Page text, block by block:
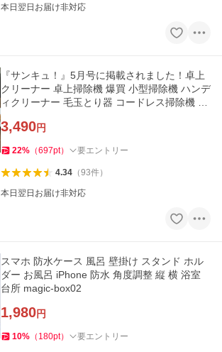
本日翌日お届け非対応
『サンキュ！』5月号に掲載されました！卓上
クリーナー 卓上掃除機 爆買 小型掃除機 ハンデ
ィクリーナー 毛玉とり器 コードレス掃除機 mi
3,490円
22% （697pt） 要エントリー
4.34（93件）
本日翌日お届け非対応
スマホ 防水ケース 風呂 壁掛け スタンド ホル
ダー お風呂 iPhone 防水 角度調整 縦 横 浴室
台所 magic-box02
1,980円
10% （ 180pt） 要エントリー